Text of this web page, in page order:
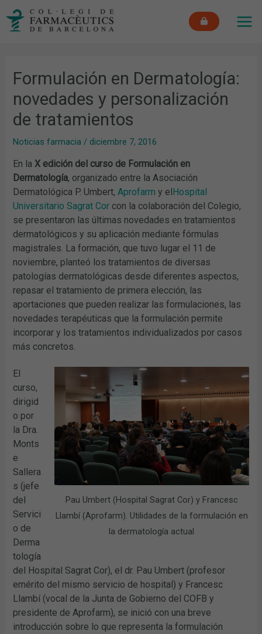
Formulación en Dermatología:
novedades y personalización
de tratamientos
Noticias farmacia / diciembre 7, 2016
En laX edición del curso de Formulación en
Dermatología, organizado entre la Asociación
Dermatológica P. Umbert,Aprofarm y elHospital
Universitario Sagrat Cor con la colaboración del Colegio,
se presentaron las últimas novedades en tratamientos
dermatológicos y su aplicación mediante fórmulas
magistrales. La formación, que tuvo lugar el 11 de
noviembre, planteó los tratamientos de diversas
patologías dermatológicas desde diferentes aspectos,
repasar el tratamiento de primera elección, las
aportaciones que pueden realizar las formulaciones, las
novedades terapéuticas que la formulación permite
incorporar y los tratamientos individualizados por casos
más concretos.
Pau Umbert (Hospital Sagrat Cor) y Francesc
Llambí (Aprofarm). Utilidades de la formulación en
la dermatología actual
El
curso,
dirigid
o por
la Dra.
Monts
e
Sallera
s (jefe
del
Servici
o de
Derma
tología
del Hospital Sagrat Cor), el dr. Pau Umbert (profesor
emérito del mismo servicio de hospital) y Francesc
Llambí (vocal de la Junta de Gobierno del COFB y
presidente de Aprofarm), se inició con una breve
introducción sobre lo que representa la formulación